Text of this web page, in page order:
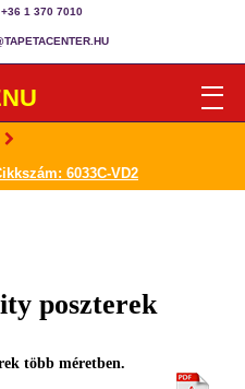
+36 1 370 7010
6033C-VD2
poszterek
több méretben.